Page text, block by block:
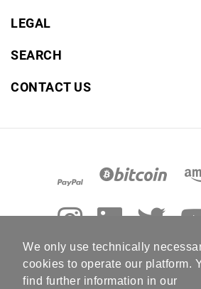
We only use technically
cookies to operate our platform.
find further information in our
LEGAL
SEARCH
CONTACT US